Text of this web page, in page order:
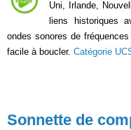
Uni, Irlande,
liens historiques
ondes sonores de
facile à boucler. Catégorie
Sonnette de